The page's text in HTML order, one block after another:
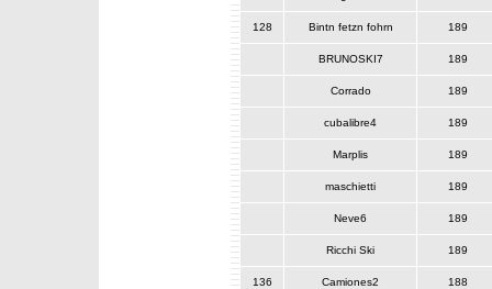
128 Bintn fetzn fohrn 189
BRUNOSKI7 189
Corrado 189
cubalibre4 189
Marplis 189
maschietti 189
Neve6 189
Ricchi Ski 189
136 Camiones2 188